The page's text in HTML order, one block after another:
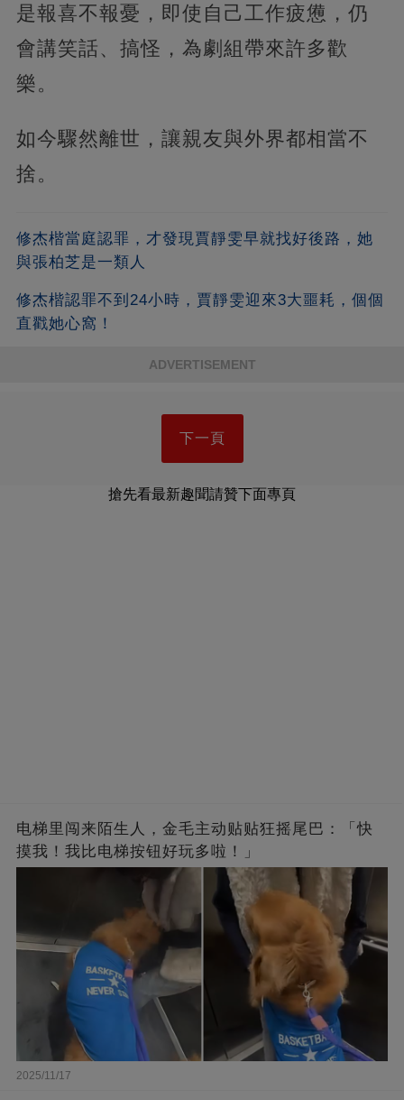
是報喜不報憂，即使自己工作疲憊，仍
會講笑話、搞怪，為劇組帶來許多歡
樂。
如今驟然離世，讓親友與外界都相當不
捨。
修杰楷當庭認罪，才發現賈靜雯早就找好後路，她
與張柏芝是一類人
修杰楷認罪不到24小時，賈靜雯迎來3大噩耗，個個
直戳她心窩！
ADVERTISEMENT
下一頁
搶先看最新趣聞請贊下面專頁
电梯里闯来陌生人，金毛主动贴贴狂摇尾巴：「快
摸我！我比电梯按钮好玩多啦！」
2025/11/17